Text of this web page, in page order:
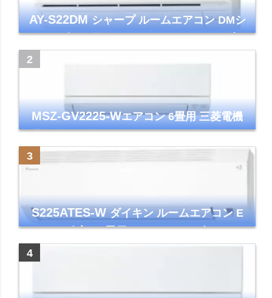
AY-S22DMシャープ ルームエアコン DMシ
リーズ 主に6畳 ホワイト 2024年モデル プラ
MSZ-GV2225-Wエアコン 6畳用 三菱電機
霧ヶ峰 2025年モデル GVシリーズ ピュアホ
ワイト 清潔 除湿 単相100V
S225ATES-Wダイキン ルームエアコン E
シリーズ 主に6畳用 ホワイト 2025年モデル